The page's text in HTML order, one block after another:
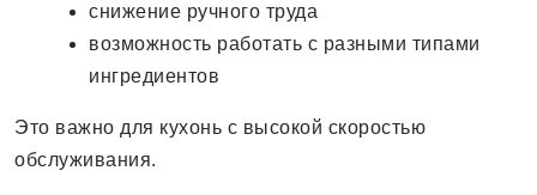
снижение ручного труда
возможность работать с разными типами
ингредиентов
Это важно для кухонь с высокой скоростью
обслуживания.